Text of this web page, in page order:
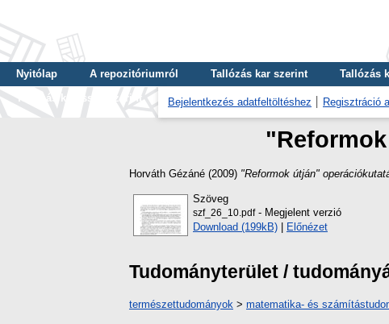
Nyitólap A repozitóriumról Tallózás kar szerint Tallózás
Tallózás kulcsszó szerint
Bejelentkezés adatfeltöltéshez Regisztráció
Horváth Gézáné (2009) "Reformok útján"
Szöveg
szf_26_10.pdf- Megjelent verzió
Download (199kB) | Előnézet
Tudományterület /
természettudományok > matematika- és